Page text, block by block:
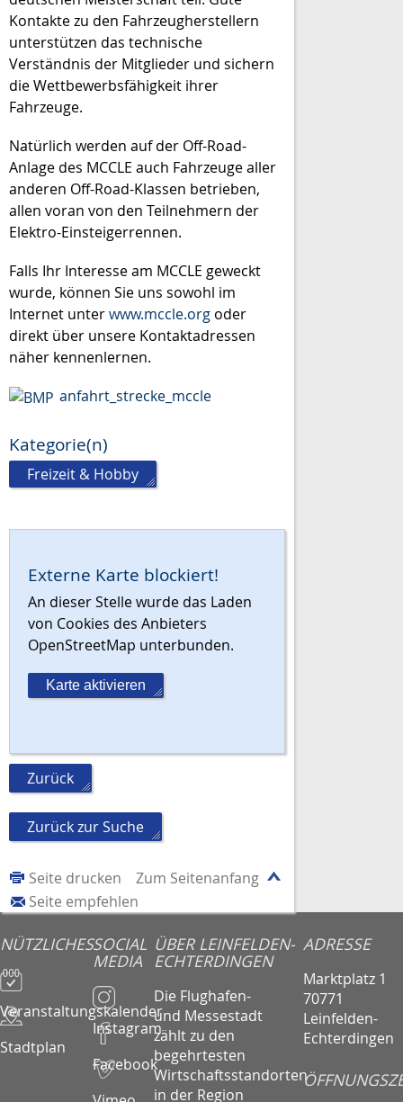
Kontakte zu den Fahrzeugherstellern
unterstützen das technische
Verständnis der Mitglieder und sichern
die Wettbewerbsfähigkeit ihrer
Fahrzeuge.
Natürlich werden auf der Off-Road-
Anlage des MCCLE auch Fahrzeuge aller
anderen Off-Road-Klassen betrieben,
allen voran von den Teilnehmern der
Elektro-Einsteigerrennen.
Falls Ihr Interesse am MCCLE geweckt
wurde, können Sie uns sowohl im
Internet unterwww.mccle.org oder
direkt über unsere Kontaktadressen
näher kennenlernen.
anfahrt_strecke_mccle
Kategorie(n)
Freizeit & Hobby
Externe Karte blockiert!
An dieser Stelle wurde das Laden
von Cookies des Anbieters
OpenStreetMap unterbunden.
Karte aktivieren
Zurück
Zurück zur Suche
Zum Seitenanfang
Seite drucken
Seite empfehlen
NÜTZLICHES
Veranstaltungskalender
Stadtplan
SOCIAL
MEDIA
Instagram
Facebook
ÜBER LEINFELDEN-
ECHTERDINGEN
Die Flughafen-
und Messestadt
zählt zu den
begehrtesten
Wirtschaftsstandorten
in der Region
ADRESSE
Marktplatz 1
70771
Leinfelden-
Echterdingen